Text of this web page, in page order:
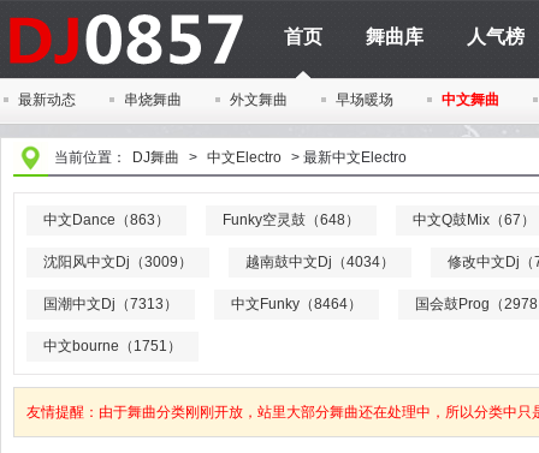
首页 舞曲库 人气榜
最新动态 串烧舞曲 外文舞曲 早场暖场 中文舞曲
当前位置： DJ舞曲 > 中文Electro > 最新中文Electro
中文Dance（863） Funky空灵鼓（648） 中文Q鼓Mix（67）
沈阳风中文Dj（3009） 越南鼓中文Dj（4034） 修改中文Dj（
国潮中文Dj（7313） 中文Funky（8464） 国会鼓Prog（
中文bourne（1751）
友情提醒：由于舞曲分类刚刚开放，站里大部分舞曲还在处理中，所以分类中只